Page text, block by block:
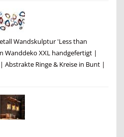
Wandskulptur 'Less than
Wanddeko XXL handgefertigt |
Abstrakte Ringe & Kreise in Bunt |